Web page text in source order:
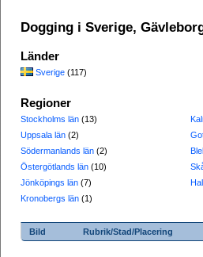
Dogging i Sverige,
Länder
Sverige (117)
Regioner
Stockholms län (13)
Uppsala län (2)
Södermanlands län (2)
Östergötlands län (10)
Jönköpings län (7)
Kronobergs län (1)
Bild Rubrik/Stad/Placering